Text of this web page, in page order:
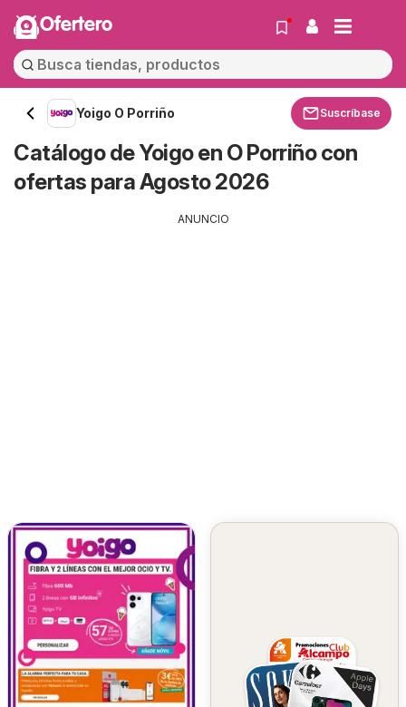
Ofertero
Yoigo O Porriño Suscríbase
Catálogo de Yoigo en O Porriño con
ofertas para Agosto 2026
ANUNCIO